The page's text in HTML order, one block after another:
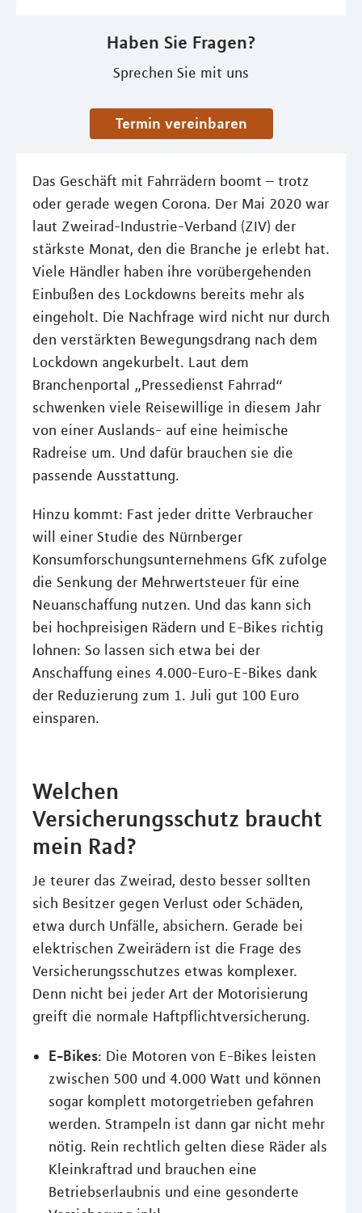
Haben Sie Fragen?
Sprechen Sie mit uns
Termin vereinbaren
Das Geschäft mit Fahrrädern boomt – trotz
oder gerade wegen Corona. Der Mai 2020 war
laut Zweirad-Industrie-Verband (ZIV) der
stärkste Monat, den die Branche je erlebt hat.
Viele Händler haben ihre vorübergehenden
Einbußen des Lockdowns bereits mehr als
eingeholt. Die Nachfrage wird nicht nur durch
den verstärkten Bewegungsdrang nach dem
Lockdown angekurbelt. Laut dem
Branchenportal „Pressedienst Fahrrad“
schwenken viele Reisewillige in diesem Jahr
von einer Auslands- auf eine heimische
Radreise um. Und dafür brauchen sie die
passende Ausstattung.
Hinzu kommt: Fast jeder dritte Verbraucher
will einer Studie des Nürnberger
Konsumforschungsunternehmens GfK zufolge
die Senkung der Mehrwertsteuer für eine
Neuanschaffung nutzen. Und das kann sich
bei hochpreisigen Rädern und E-Bikes richtig
lohnen: So lassen sich etwa bei der
Anschaffung eines 4.000-Euro-E-Bikes dank
der Reduzierung zum 1. Juli gut 100 Euro
einsparen.
Welchen
Versicherungsschutz braucht
mein Rad?
Je teurer das Zweirad, desto besser sollten
sich Besitzer gegen Verlust oder Schäden,
etwa durch Unfälle, absichern. Gerade bei
elektrischen Zweirädern ist die Frage des
Versicherungsschutzes etwas komplexer.
Denn nicht bei jeder Art der Motorisierung
greift die normale Haftpflichtversicherung.
E-Bikes: Die Motoren von E-Bikes leisten
zwischen 500 und 4.000 Watt und können
sogar komplett motorgetrieben gefahren
werden. Strampeln ist dann gar nicht mehr
nötig. Rein rechtlich gelten diese Räder als
Kleinkraftrad und brauchen eine
Betriebserlaubnis und eine gesonderte